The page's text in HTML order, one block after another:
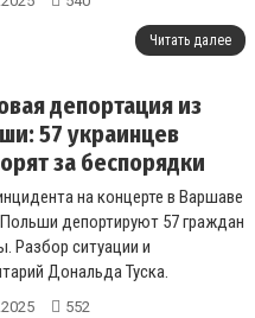
Читать далее
депортация из
57 украинцев
за беспорядки
на концерте в Варшаве
депортируют 57 граждан
Разбор ситуации и
Дональда Туска.
552